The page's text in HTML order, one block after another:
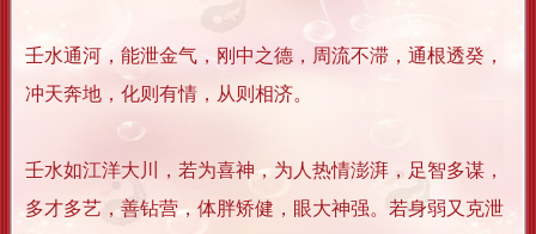
壬水通河，能泄金气，刚中之德，周流不滞，通根透癸，
冲天奔地，化则有情，从则相济。
壬水如江洋大川，若为喜神，为人热情澎湃，足智多谋，
多才多艺，善钻营，体胖矫健，眼大神强。若身弱又克泄